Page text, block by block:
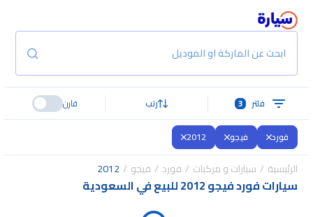
ابحث عن الماركة او الموديل
فلتر 3 رتب قارن
فورد فيجو 2012
الرئيسية سيارات و مركبات فورد فيجو 2012
سيارات فورد فيجو 2012 للبيع في السعودية